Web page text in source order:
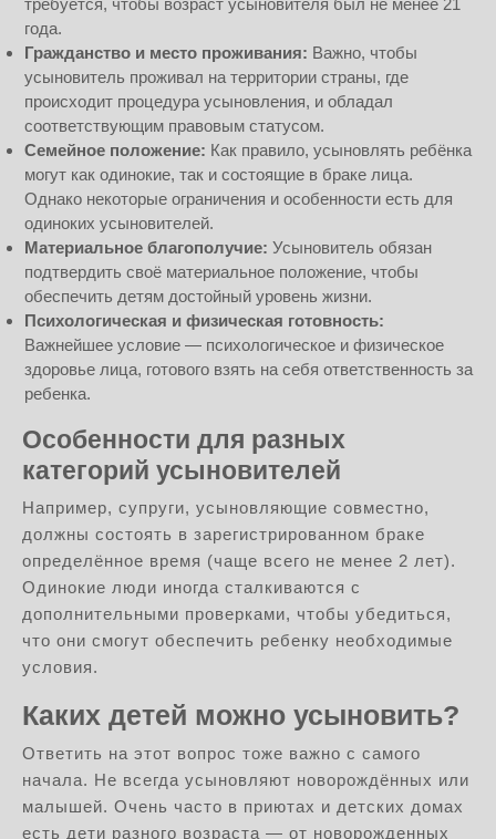
требуется, чтобы возраст усыновителя был не менее 21
года.
Гражданство и место проживания: Важно, чтобы
усыновитель проживал на территории страны, где
происходит процедура усыновления, и обладал
соответствующим правовым статусом.
Семейное положение: Как правило, усыновлять ребёнка
могут как одинокие, так и состоящие в браке лица.
Однако некоторые ограничения и особенности есть для
одиноких усыновителей.
Материальное благополучие: Усыновитель обязан
подтвердить своё материальное положение, чтобы
обеспечить детям достойный уровень жизни.
Психологическая и физическая готовность:
Важнейшее условие — психологическое и физическое
здоровье лица, готового взять на себя ответственность за
ребенка.
Особенности для разных
категорий усыновителей
Например, супруги, усыновляющие совместно,
должны состоять в зарегистрированном браке
определённое время (чаще всего не менее 2 лет).
Одинокие люди иногда сталкиваются с
дополнительными проверками, чтобы убедиться,
что они смогут обеспечить ребенку необходимые
условия.
Каких детей можно усыновить?
Ответить на этот вопрос тоже важно с самого
начала. Не всегда усыновляют новорождённых или
малышей. Очень часто в приютах и детских домах
есть дети разного возраста — от новорожденных